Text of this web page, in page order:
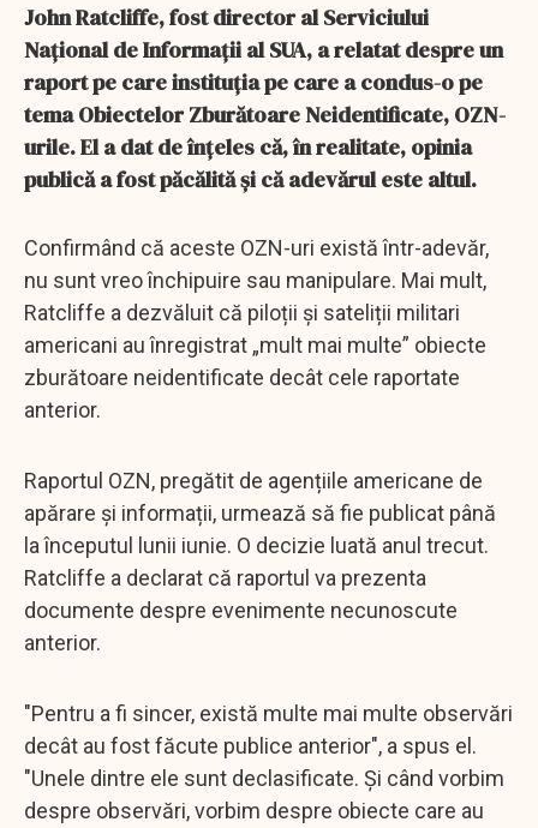
John Ratcliffe, fost director al Serviciului
Național de Informații al SUA, a relatat despre un
raport pe care instituția pe care a condus-o pe
tema Obiectelor Zburătoare Neidentificate, OZN-
urile. El a dat de înțeles că, în realitate, opinia
publică a fost păcălită și că adevărul este altul.
Confirmând că aceste OZN-uri există într-adevăr,
nu sunt vreo închipuire sau manipulare. Mai mult,
Ratcliffe a dezvăluit că piloții și sateliții militari
americani au înregistrat „mult mai multe” obiecte
zburătoare neidentificate decât cele raportate
anterior.
Raportul OZN, pregătit de agențiile americane de
apărare și informații, urmează să fie publicat până
la începutul lunii iunie. O decizie luată anul trecut.
Ratcliffe a declarat că raportul va prezenta
documente despre evenimente necunoscute
anterior.
"Pentru a fi sincer, există multe mai multe observări
decât au fost făcute publice anterior", a spus el.
"Unele dintre ele sunt declasificate. Și când vorbim
despre observări, vorbim despre obiecte care au